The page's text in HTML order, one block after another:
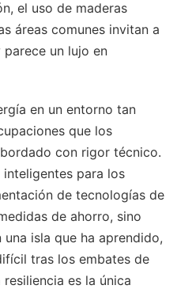
el uso de maderas
áreas comunes invitan a
un lujo en
en un entorno tan
que los
con rigor técnico.
para los
de tecnologías de
de ahorro, sino
isla que ha aprendido,
tras los embates de
es la única